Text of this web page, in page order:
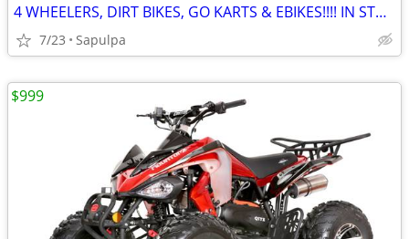
4 WHEELERS, DIRT BIKES, GO KARTS & EBIKES!!!! IN STOCK NOW!!!
7/23 Sapulpa
$999